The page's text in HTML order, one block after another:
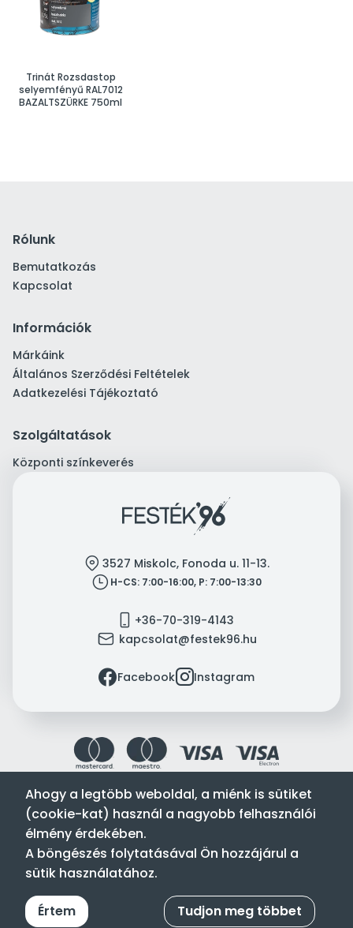
Trinát Rozsdastop
selyemfényű RAL7012
BAZALTSZÜRKE 750ml
Rólunk
Bemutatkozás
Kapcsolat
Információk
Márkáink
Általános Szerződési Feltételek
Adatkezelési Tájékoztató
Szolgáltatások
Központi színkeverés
location 3527 Miskolc, Fonoda u. 11-13.
clock H-CS: 7:00-16:00, P: 7:00-13:30
mobile +36-70-319-4143
mail kapcsolat@festek96.hu
facebookFacebookinstagramInstagram
Festék’96 Kft. © 1996-2024. Minden jog fenntartva.
Tervezte és készítette:
forgalmazója.
Ahogy a legtöbb weboldal, a miénk is sütiket
(cookie-kat) használ a nagyobb felhasználói
élmény érdekében.
A böngészés folytatásával Ön hozzájárul a
sütik használatához.
Értem Tudjon meg többet